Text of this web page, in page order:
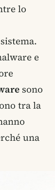
lo
e
sono
tra la
una